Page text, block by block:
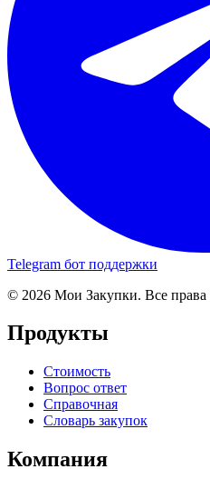
Telegram бот поддержки
© 2026 Мои Закупки. Все
Продукты
Стоимость
Вопрос ответ
Справочная
Словарь закупок
Компания